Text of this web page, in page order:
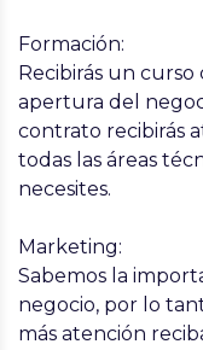
Formación:
Recibirás un
apertura del
contrato recibirás
todas las áreas
necesites.
Marketing:
Sabemos la
negocio, por lo
más atención